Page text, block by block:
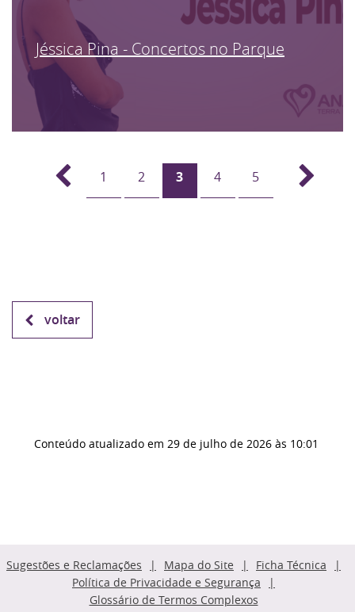
Jéssica Pina - Concertos no Parque
1 2 3 4 5
voltar
Conteúdo atualizado em 29 de julho de 2026 às 10:01
Sugestões e Reclamações Mapa do Site
Ficha Técnica
Política de Privacidade e Segurança
Glossário de Termos Complexos